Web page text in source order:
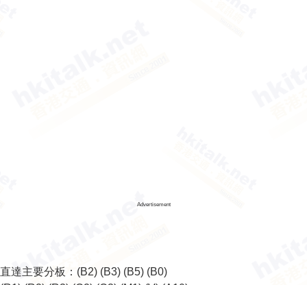
Advertisement
直達主要分板： (B2) (B3) (B5) (B0)